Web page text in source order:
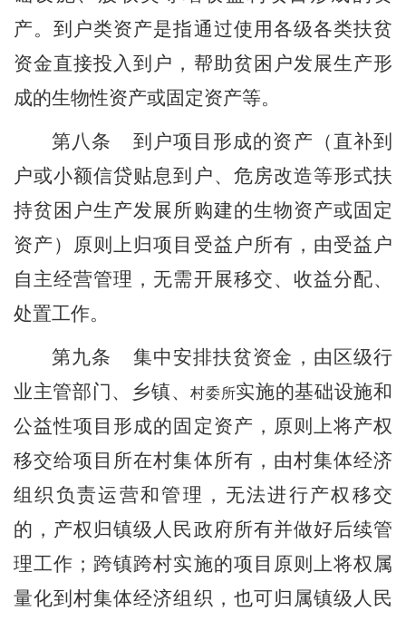
产。到户类资产是指通过使用各级各类扶贫
资金直接投入到户，帮助贫困户发展生产形
成的生物性资产或固定资产等。
第八条 到户项目形成的资产 （直补到
户或小额信贷贴息到户、 危房改造等形式扶
持贫困户生产发展所购建的生物资产或固定
资产） 原则上归项目受益户所有，由受益户
自主经营管理，无需开展移交、收益分配、
处置工作。
第九条 集中安排扶贫资金 ， 由区级行
业主管部门、 乡镇、村委所实施的基础设施和
公益性项目形成的固定资产，原则上将产权
移交给项目所在村集体所有 ， 由村集体经济
组织负责运营和管理 ， 无法进行产权移交
的，产权归镇级 人民政府所有并做好后续管
理工作 ； 跨镇跨村实施的项目原则上将权属
量化到村集体经济组织，也可归属镇级 人民